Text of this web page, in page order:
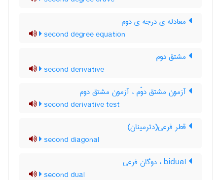
معادله ی درجه ی دوم
second degree equation
مشتق دوم
second derivative
آزمون مشتق دوّم ، آزمون مشتق دوم
second derivative test
قطر فرعی(دترمینان)
second diagonal
second dual